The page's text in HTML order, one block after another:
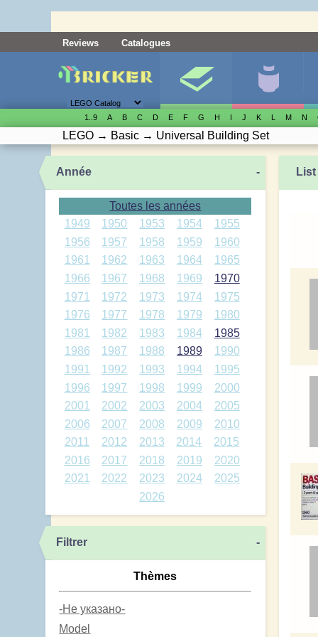
Reviews Catalogues
1..9 A B C D E F G H I J K L M N
LEGO → Basic → Universal Building Set
Année -
Toutes les années
1949
1950 1953 1954
1955
1956
1957 1958 1959
1960
1961
1962 1963 1964
1965
1966
1967 1968 1969
1970
1971
1972 1973 1974
1975
1976
1977 1978 1979
1980
1981
1982 1983 1984
1985
1986
1987 1988 1989
1990
1991
1992 1993 1994
1995
1996
1997 1998 1999
2000
2001
2002 2003 2004
2005
2006
2007 2008 2009
2010
2011
2012 2013 2014
2015
2016
2017 2018 2019
2020
2021
2022 2023 2024
2025
2026
Filtrer -
Thèmes
-Не указано-
Model